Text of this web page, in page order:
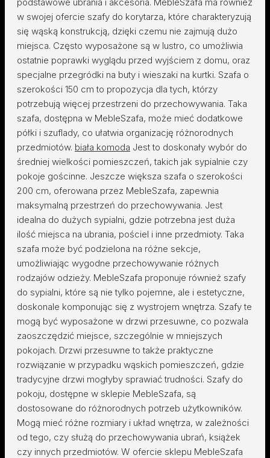
w swojej ofercie szafy do korytarza, które charakteryzują
się wąską konstrukcją, dzięki czemu nie zajmują dużo
miejsca. Często wyposażone są w lustro, co umożliwia
ostatnie poprawki wyglądu przed wyjściem z domu, oraz
specjalne przegródki na buty i wieszaki na kurtki. Szafa o
szerokości 150 cm to propozycja dla tych, którzy
potrzebują więcej przestrzeni do przechowywania. Taka
szafa, dostępna w MebleSzafa, może mieć dodatkowe
półki i szuflady, co ułatwia organizację różnorodnych
przedmiotów. biała komoda Jest to doskonały wybór do
średniej wielkości pomieszczeń, takich jak sypialnie czy
pokoje gościnne. Jeszcze większa szafa o szerokości
200 cm, oferowana przez MebleSzafa, zapewnia
maksymalną przestrzeń do przechowywania. Jest
idealna do dużych sypialni, gdzie potrzebna jest duża
ilość miejsca na ubrania, pościel i inne przedmioty. Taka
szafa może być podzielona na różne sekcje,
umożliwiając wygodne przechowywanie różnych
rodzajów odzieży. MebleSzafa proponuje również szafy
do sypialni, które są nie tylko pojemne, ale i estetyczne,
doskonale komponując się z wystrojem wnętrza. Szafy te
mogą być wyposażone w drzwi przesuwne, co pozwala
zaoszczędzić miejsce, szczególnie w mniejszych
pokojach. Drzwi przesuwne to także praktyczne
rozwiązanie w przypadku wąskich pomieszczeń, gdzie
tradycyjne drzwi mogłyby sprawiać trudności. Szafy do
pokoju, dostępne w sklepie MebleSzafa, są
dostosowane do różnorodnych potrzeb użytkowników.
Mogą mieć różne rozmiary i układ wnętrza, w zależności
od tego, czy służą do przechowywania ubrań, książek
czy innych przedmiotów. W ofercie sklepu MebleSzafa